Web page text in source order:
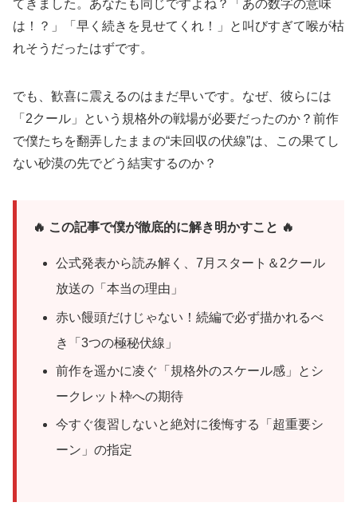
てきました。あなたも同じですよね？「あの数字の意味
は！？」「早く続きを見せてくれ！」と叫びすぎて喉が枯
れそうだったはずです。
でも、歓喜に震えるのはまだ早いです。なぜ、彼らには
「2クール」という規格外の戦場が必要だったのか？前作
で僕たちを翻弄したままの“未回収の伏線”は、この果てし
ない砂漠の先でどう結実するのか？
🔥 この記事で僕が徹底的に解き明かすこと 🔥
公式発表から読み解く、7月スタート＆2クール
放送の「本当の理由」
赤い饅頭だけじゃない！続編で必ず描かれるべ
き「3つの極秘伏線」
前作を遥かに凌ぐ「規格外のスケール感」とシ
ークレット枠への期待
今すぐ復習しないと絶対に後悔する「超重要シ
ーン」の指定